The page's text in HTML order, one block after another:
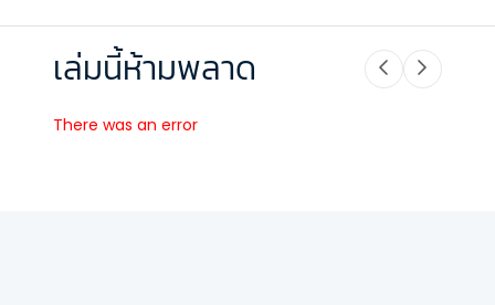
เล่มนี้ห้ามพลาด
There was an error